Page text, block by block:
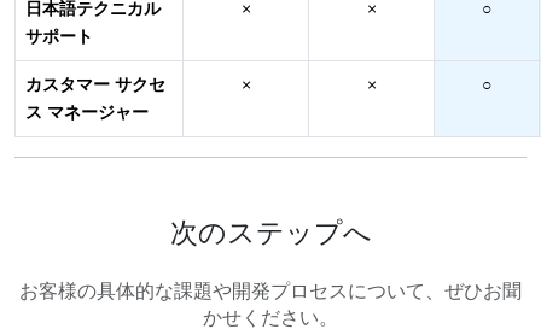
日本語テクニカル
サポート
× × ○
カスタマー サクセ
ス マネージャー
× × ○
次のステップへ
お客様の具体的な課題や開発プロセスについて、ぜひお聞
かせください。